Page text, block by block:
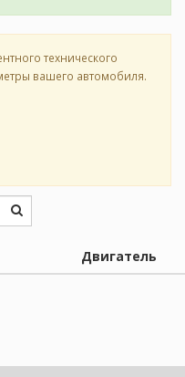
технического
вашего автомобиля.
Двигатель